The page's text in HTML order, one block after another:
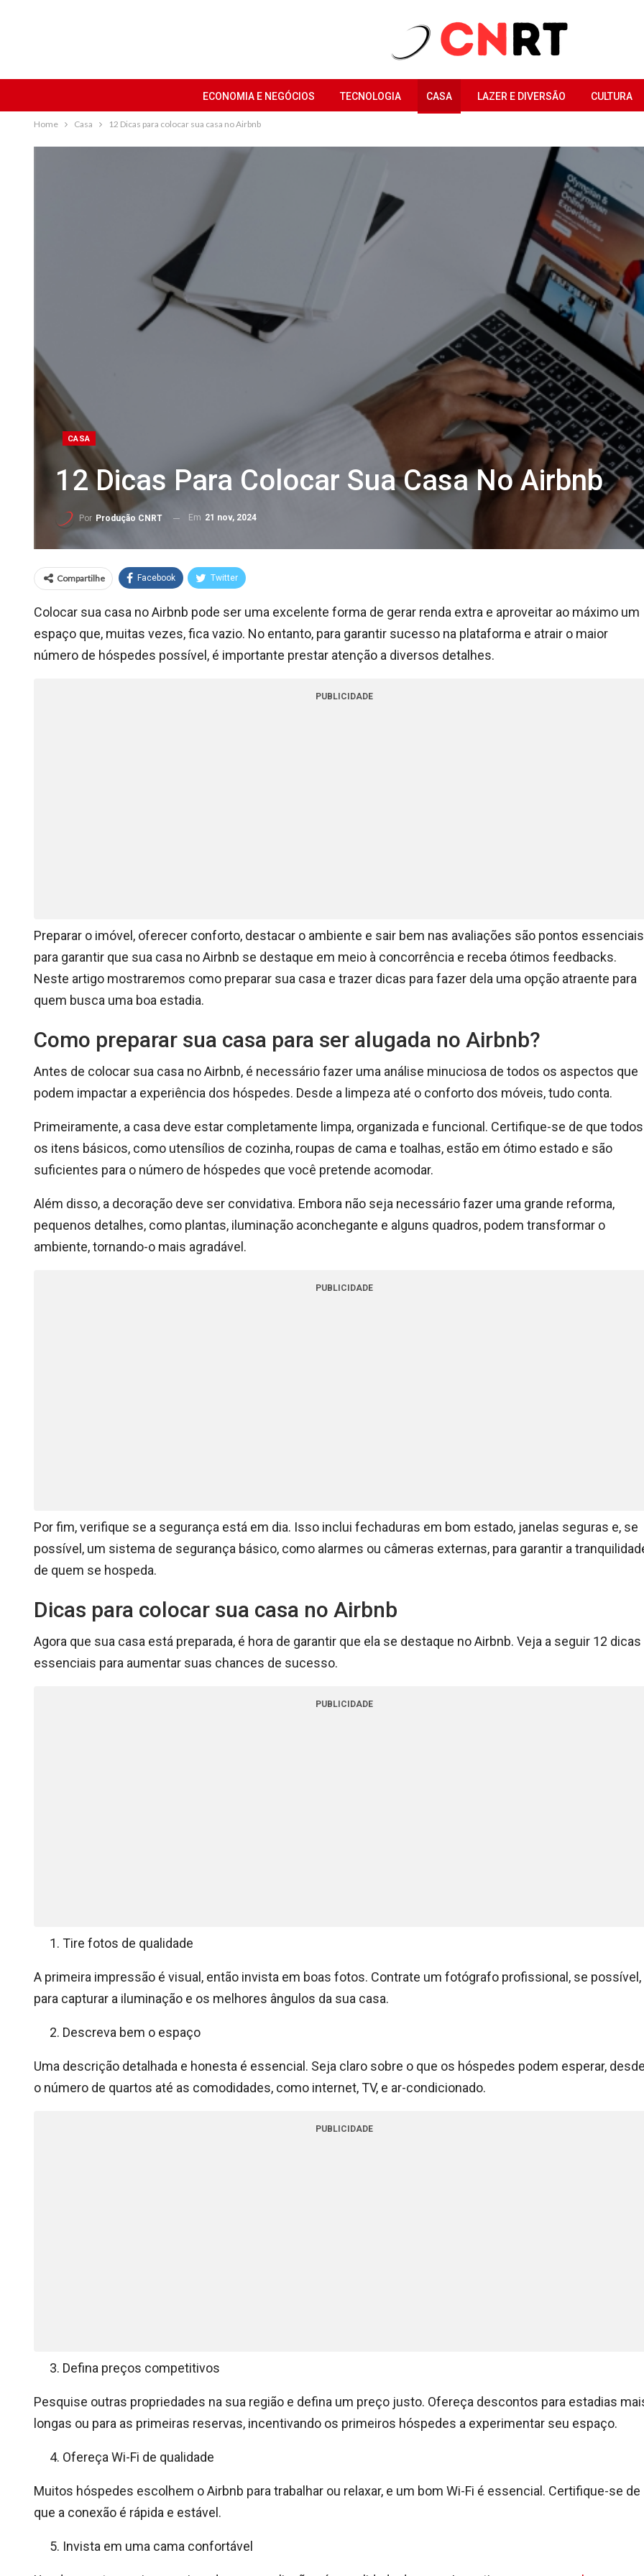
ECONOMIA E NEGÓCIOS TECNOLOGIA CASA LAZER E DIVERSÃO CULTURA
Home Casa 12 Dicas para colocar sua casa no Airbnb
CASA
12 Dicas Para Colocar Sua Casa No Airbnb
Por Produção CNRT Em 21 nov, 2024
Compartilhe Facebook Twitter
Colocar sua casa no Airbnb pode ser uma excelente forma de gerar renda extra e aproveitar ao máximo um
espaço que, muitas vezes, fica vazio. No entanto, para garantir sucesso na plataforma e atrair o maior
número de hóspedes possível, é importante prestar atenção a diversos detalhes.
PUBLICIDADE
Preparar o imóvel, oferecer conforto, destacar o ambiente e sair bem nas avaliações são pontos essenciais
para garantir que sua casa no Airbnb se destaque em meio à concorrência e receba ótimos feedbacks.
Neste artigo mostraremos como preparar sua casa e trazer dicas para fazer dela uma opção atraente para
quem busca uma boa estadia.
Como preparar sua casa para ser alugada no Airbnb?
Antes de colocar sua casa no Airbnb, é necessário fazer uma análise minuciosa de todos os aspectos que
podem impactar a experiência dos hóspedes. Desde a limpeza até o conforto dos móveis, tudo conta.
Primeiramente, a casa deve estar completamente limpa, organizada e funcional. Certifique-se de que todos
os itens básicos, como utensílios de cozinha, roupas de cama e toalhas, estão em ótimo estado e são
suficientes para o número de hóspedes que você pretende acomodar.
Além disso, a decoração deve ser convidativa. Embora não seja necessário fazer uma grande reforma,
pequenos detalhes, como plantas, iluminação aconchegante e alguns quadros, podem transformar o
ambiente, tornando-o mais agradável.
PUBLICIDADE
Por fim, verifique se a segurança está em dia. Isso inclui fechaduras em bom estado, janelas seguras e, se
possível, um sistema de segurança básico, como alarmes ou câmeras externas, para garantir a
de quem se hospeda.
Dicas para colocar sua casa no Airbnb
Agora que sua casa está preparada, é hora de garantir que ela se destaque no Airbnb. Veja a seguir 12 dicas
essenciais para aumentar suas chances de sucesso.
PUBLICIDADE
Tire fotos de qualidade
A primeira impressão é visual, então invista em boas fotos. Contrate um fotógrafo profissional, se possível,
para capturar a iluminação e os melhores ângulos da sua casa.
Descreva bem o espaço
Uma descrição detalhada e honesta é essencial. Seja claro sobre o que os hóspedes podem esperar,
o número de quartos até as comodidades, como internet, TV, e ar-condicionado.
PUBLICIDADE
Defina preços competitivos
Pesquise outras propriedades na sua região e defina um preço justo. Ofereça descontos para estadias
longas ou para as primeiras reservas, incentivando os primeiros hóspedes a experimentar seu espaço.
Ofereça Wi-Fi de qualidade
Muitos hóspedes escolhem o Airbnb para trabalhar ou relaxar, e um bom Wi-Fi é essencial. Certifique-se de
que a conexão é rápida e estável.
Invista em uma cama confortável